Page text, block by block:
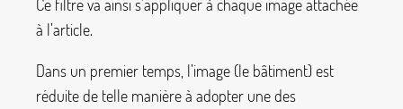
Ce filtre va ainsi s’appliquer à chaque image attachée
à l’article.
Dans un premier temps, l’image (le bâtiment) est
réduite de telle manière à adopter une des